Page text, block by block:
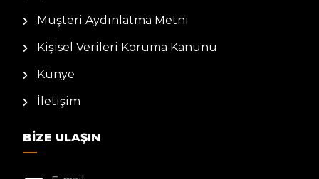
Müşteri Aydınlatma Metni
Kişisel Verileri Koruma Kanunu
Künye
İletişim
BIZE ULAŞIN